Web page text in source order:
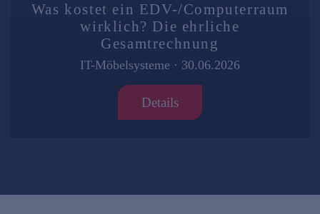
Was kostet ein EDV-/Computerraum
wirklich? Die ehrliche
Gesamtrechnung
IT-Möbelsysteme · 30.06.2026
Details